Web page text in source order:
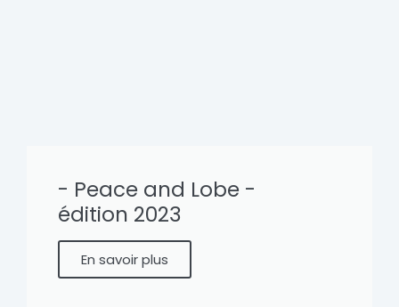
- Peace and Lobe -
édition 2023
En savoir plus